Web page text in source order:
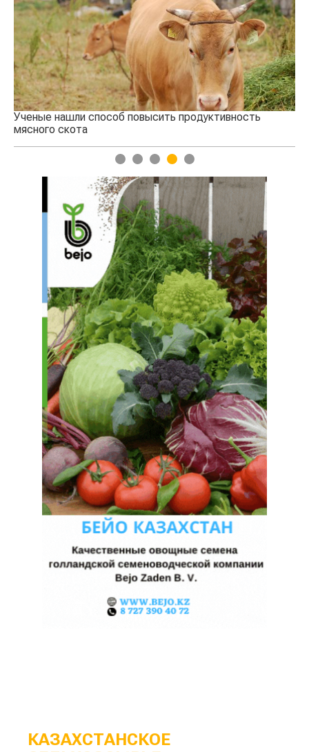
Ученые нашли способ повысить продуктивность
мясного скота
1 2 3 4 5
КАЗАХСТАНСКОЕ